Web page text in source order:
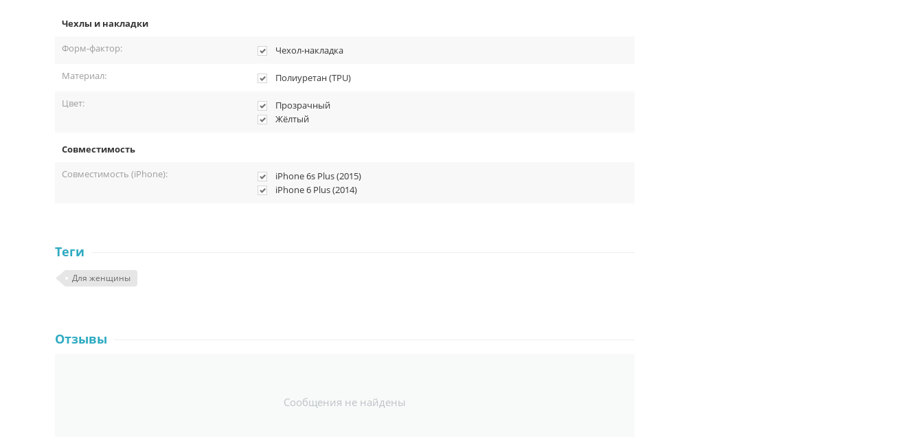
Чехлы и накладки
Форм-фактор:
Чехол-накладка
Материал: Полиуретан (TPU)
Цвет:
Прозрачный
Жёлтый
Совместимость
Совместимость (iPhone):
iPhone 6s Plus (2015)
iPhone 6 Plus (2014)
Теги
Для женщины
Отзывы
Сообщения не найдены